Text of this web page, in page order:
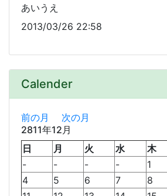
あいうえ
2013/03/26 22:58
Calender
前の月
次の月
2811年12月
日
月 火 水 木
-
- - - 1
4
5 6 7 8